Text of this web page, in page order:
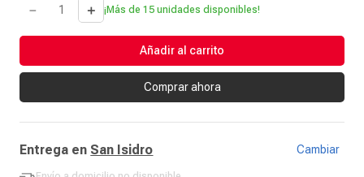
＋
－ ¡Más de 15 unidades disponibles!
Añadir al carrito
Comprar ahora
Entrega en San Isidro Cambiar